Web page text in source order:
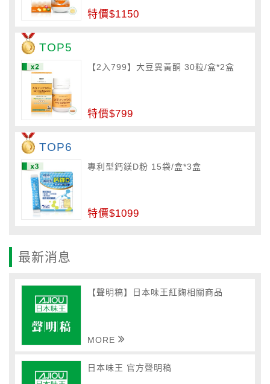
特價$1150
TOP5
【2入799】大豆異黃酮 30粒/盒*2盒
特價$799
TOP6
專利型鈣鎂D粉 15袋/盒*3盒
特價$1099
最新消息
【聲明稿】日本味王紅麴相關商品
MORE
日本味王 官方聲明稿